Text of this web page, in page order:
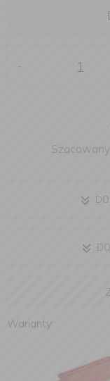
Warianty: